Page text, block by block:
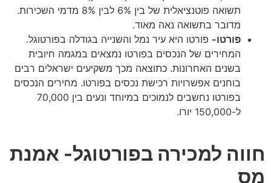
תשואה פוטנציאלית של בין 6% לבין 8% מדמי השכירות.
מדובר בתשואה נאה מאוד.
פורטו- פורטו היא עיר נמל והשנייה בגודלה בפורטוגל.
המחירים של הנכסים בפורטו נמצאים במגמה חיובית
בשנים האחרונות. כתוצאה מכך משקיעים ישראלים רבים
בוחנים אפשרויות רכישת נכסים בפורטו. מחירים הנכסים
בפורטו נחשבים לנמוכים במיוחד ונעים בין 70,000
ל-150,000 יורו.
חווה למכירה בפורטוגל- אמנת
מס